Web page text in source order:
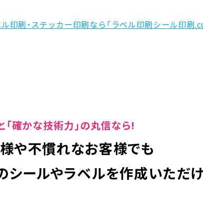
印刷・ステッカー印刷なら「ラベル印刷シール印刷
「確かな技術力」の丸信なら!
や不慣れなお客様でも
シールやラベルを作成いただ